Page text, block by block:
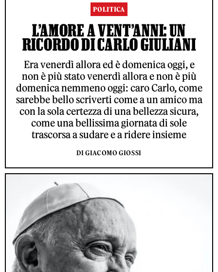
POLITICA
L’AMORE A VENT’ANNI: UN
RICORDO DI CARLO GIULIANI
Era venerdì allora ed è domenica oggi, e
non è più stato venerdì allora e non è più
domenica nemmeno oggi: caro Carlo, come
sarebbe bello scriverti come a un amico ma
con la sola certezza di una bellezza sicura,
come una bellissima giornata di sole
trascorsa a sudare e a ridere insieme
DI GIACOMO GIOSSI